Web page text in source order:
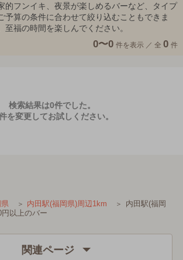
的フンイキ、夜景が楽しめるバーなど、タイプ
予算の条件に合わせて絞り込むこともできま
至福の時間を楽しんでください。
0〜0 件を表示 ／ 全 0 件
検索結果は0件でした。
を変更してお試しください。
内田駅(福岡県)周辺1km
内田駅(福岡
以上のバー
関連ページ